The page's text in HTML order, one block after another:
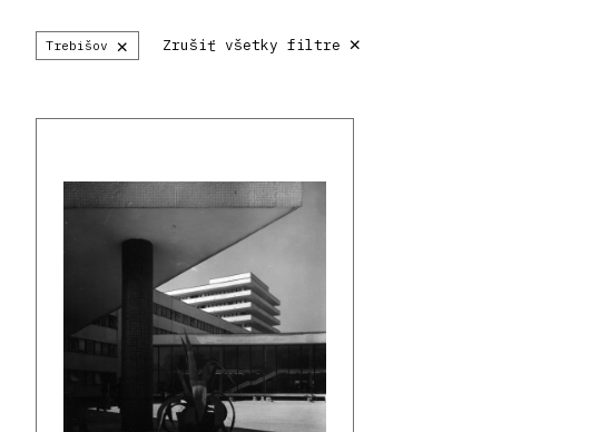
Trebišov × Zrušiť všetky filtre ×